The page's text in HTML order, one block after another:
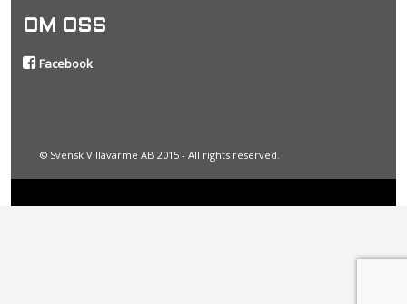
OM OSS
Facebook
© Svensk Villavärme AB 2015 - All rights reserved.